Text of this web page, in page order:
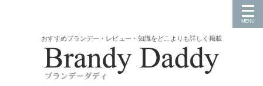
おすすめブランデー・レビュー・知識をどこよりも詳しく掲載